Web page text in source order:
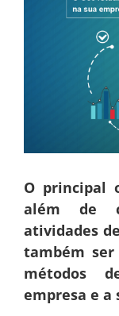
O principal
além de
atividades
também
métodos
empresa e a